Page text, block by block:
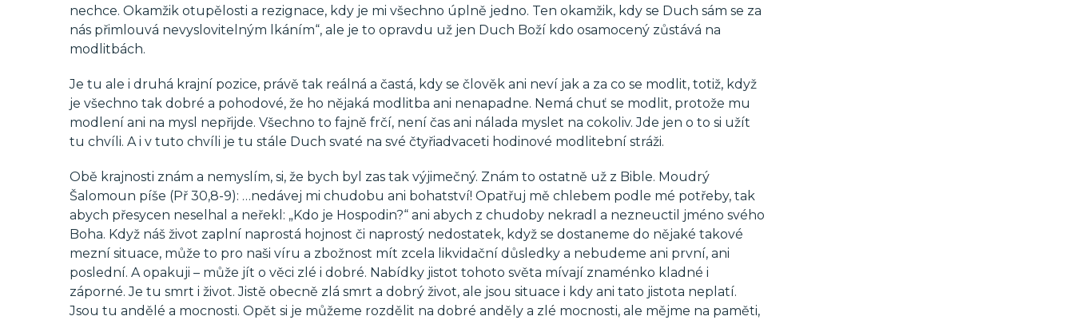
nechce. Okamžik otupělosti a rezignace, kdy je mi všechno úplně jedno. Ten okamžik, kdy se Duch sám se za
nás přimlouvá nevyslovitelným lkáním“, ale je to opravdu už jen Duch Boží kdo osamocený zůstává na
modlitbách.
Je tu ale i druhá krajní pozice, právě tak reálná a častá, kdy se člověk ani neví jak a za co se modlit, totiž, když
je všechno tak dobré a pohodové, že ho nějaká modlitba ani nenapadne. Nemá chuť se modlit, protože mu
modlení ani na mysl nepřijde. Všechno to fajně frčí, není čas ani nálada myslet na cokoliv. Jde jen o to si užít
tu chvíli. A i v tuto chvíli je tu stále Duch svaté na své čtyřiadvaceti hodinové modlitební stráži.
Obě krajnosti znám a nemyslím, si, že bych byl zas tak výjimečný. Znám to ostatně už z Bible. Moudrý
Šalomoun píše (Př 30,8-9): …nedávej mi chudobu ani bohatství! Opatřuj mě chlebem podle mé potřeby, tak
abych přesycen neselhal a neřekl: „Kdo je Hospodin?“ ani abych z chudoby nekradl a nezneuctil jméno svého
Boha. Když náš život zaplní naprostá hojnost či naprostý nedostatek, když se dostaneme do nějaké takové
mezní situace, může to pro naši víru a zbožnost mít zcela likvidační důsledky a nebudeme ani první, ani
poslední. A opakuji – může jít o věci zlé i dobré. Nabídky jistot tohoto světa mívají znaménko kladné i
záporné. Je tu smrt i život. Jistě obecně zlá smrt a dobrý život, ale jsou situace i kdy ani tato jistota neplatí.
Jsou tu andělé a mocnosti. Opět si je můžeme rozdělit na dobré anděly a zlé mocnosti, ale mějme na paměti,